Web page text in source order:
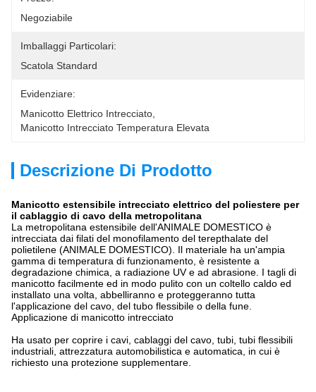
Negoziabile
Imballaggi Particolari:
Scatola Standard
Evidenziare:
Manicotto Elettrico Intrecciato
Manicotto Intrecciato Temperatura Elevata
Descrizione Di Prodotto
Manicotto estensibile intrecciato elettrico del poliestere per
il cablaggio di cavo della metropolitana
La metropolitana estensibile dell'ANIMALE DOMESTICO è
intrecciata dai filati del monofilamento del terepthalate del
polietilene (ANIMALE DOMESTICO). Il materiale ha un'ampia
gamma di temperatura di funzionamento, è resistente a
degradazione chimica, a radiazione UV e ad abrasione. I tagli di
manicotto facilmente ed in modo pulito con un coltello caldo ed
installato una volta, abbelliranno e proteggeranno tutta
l'applicazione del cavo, del tubo flessibile o della fune.
Applicazione di manicotto intrecciato
Ha usato per coprire i cavi, cablaggi del cavo, tubi, tubi flessibili
industriali, attrezzatura automobilistica e automatica, in cui è
richiesto una protezione supplementare.